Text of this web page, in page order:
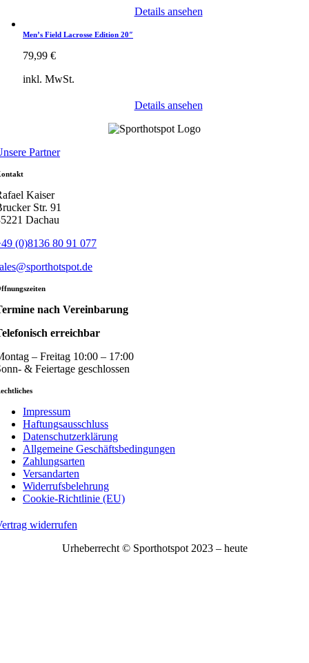
Details ansehen
Men’s Field Lacrosse Edition 20″
79,99 €
inkl. MwSt.
Details ansehen
Partner
Kaiser
Str. 91
Dachau
(0)8136 80 91 077
nach Vereinbarung
erreichbar
– Freitag 10:00 – 17:00
& Feiertage geschlossen
Impressum
Haftungsausschluss
Datenschutzerklärung
Allgemeine Geschäftsbedingungen
Zahlungsarten
Versandarten
Widerrufsbelehrung
Cookie-Richtlinie (EU)
widerrufen
Urheberrecht © Sporthotspot 2023 – heute